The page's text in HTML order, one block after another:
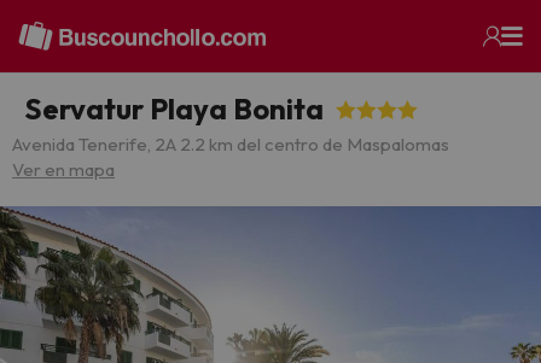
Servatur Playa Bonita
Avenida Tenerife, 2A 2.2 km del centro de Maspalomas
Ver en mapa